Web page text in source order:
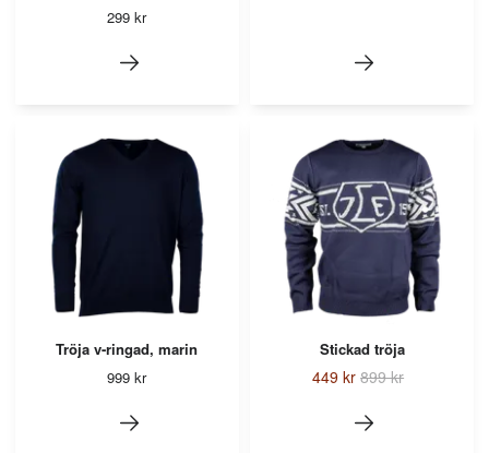
299 kr
Tröja v-ringad, marin
999 kr
Stickad tröja
449 kr 899 kr